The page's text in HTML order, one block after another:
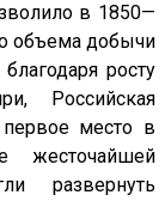
в 1850—
объема добычи
росту
Российская
место в
жесточайшей
развернуть